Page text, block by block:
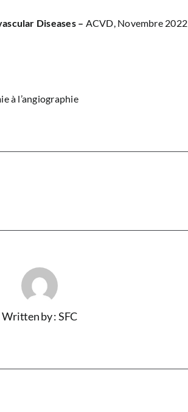
Diseases – ACVD, Novembre 2022
à l’angiographie
Written by : SFC